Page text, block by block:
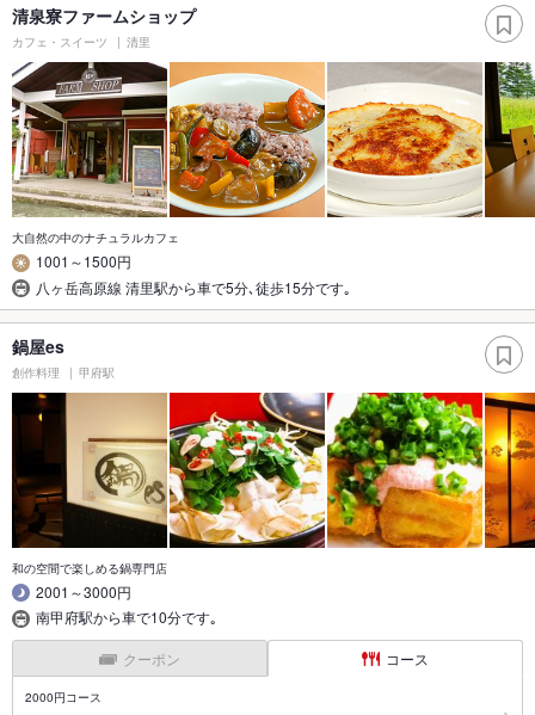
清泉寮ファームショップ
カフェ・スイーツ 清里
大自然の中のナチュラルカフェ
1001～1500円
八ヶ岳高原線 清里駅から車で5分､徒歩15分です｡
鍋屋es
創作料理 甲府駅
和の空間で楽しめる鍋専門店
2001～3000円
南甲府駅から車で10分です｡
クーポン コース
2000円コース